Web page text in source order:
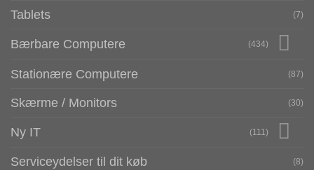
Tablets (7)
Bærbare Computere (434)
Stationære Computere (87)
Skærme / Monitors (30)
Ny IT (111)
Serviceydelser til dit køb (8)